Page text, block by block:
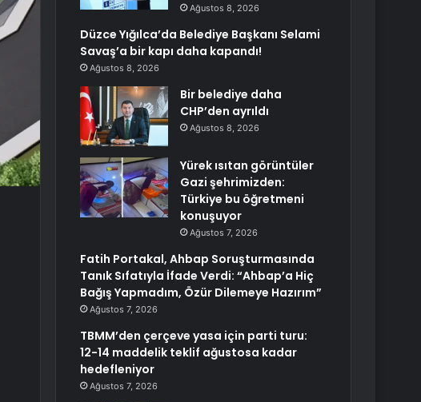
Ağustos 8, 2026
Düzce Yığılca’da Belediye Başkanı Selami
Savaş’a bir kapı daha kapandı!
Ağustos 8, 2026
Bir belediye daha
CHP’den ayrıldı
Ağustos 8, 2026
Yürek ısıtan görüntüler
Gazi şehrimizden:
Türkiye bu öğretmeni
konuşuyor
Ağustos 7, 2026
Fatih Portakal, Ahbap Soruşturmasında
Tanık Sıfatıyla İfade Verdi: “Ahbap’a Hiç
Bağış Yapmadım, Özür Dilemeye Hazırım”
Ağustos 7, 2026
TBMM’den çerçeve yasa için parti turu:
12-14 maddelik teklif ağustosa kadar
hedefleniyor
Ağustos 7, 2026